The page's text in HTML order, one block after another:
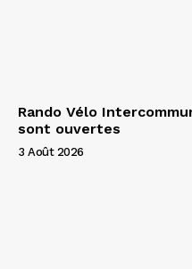
Rando Vélo
sont ouvertes
3 Août 2026